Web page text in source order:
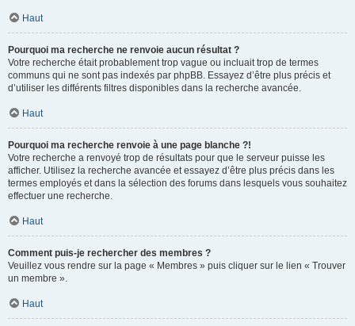
Haut
Pourquoi ma recherche ne renvoie aucun résultat ?
Votre recherche était probablement trop vague ou incluait trop de termes
communs qui ne sont pas indexés par phpBB. Essayez d’être plus précis et
d’utiliser les différents filtres disponibles dans la recherche avancée.
Haut
Pourquoi ma recherche renvoie à une page blanche ?!
Votre recherche a renvoyé trop de résultats pour que le serveur puisse les
afficher. Utilisez la recherche avancée et essayez d’être plus précis dans les
termes employés et dans la sélection des forums dans lesquels vous souhaitez
effectuer une recherche.
Haut
Comment puis-je rechercher des membres ?
Veuillez vous rendre sur la page « Membres » puis cliquer sur le lien « Trouver
un membre ».
Haut